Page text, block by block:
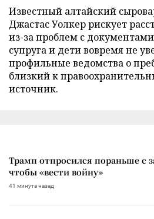
Известный алтайский
Джастас Уолкер рискует
из-за проблем с
супруга и дети вовремя не
профильные ведомства о
близкий к
источник.
Трамп отпросился пораньше с
чтобы «вести войну»
41 минута назад